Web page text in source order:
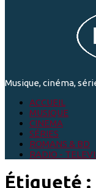
Musique, cinéma,
ACCUEIL
MUSIQUE
CINEMA
SÉRIES
ROMANS & BD
RADIO -
Étiqueté :